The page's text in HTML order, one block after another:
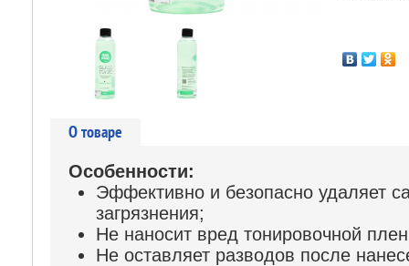
О товаре
Особенности:
Эффективно и безопасно удаляет
загрязнения;
Не наносит вред тонировочной
Не оставляет разводов после